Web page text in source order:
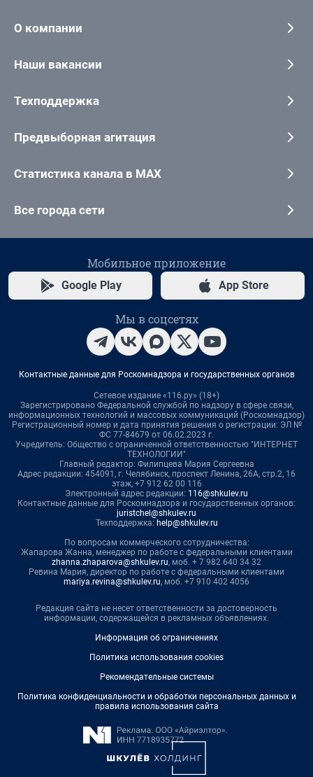
О компании
Наши вакансии
Техподдержка
Предвыборная агитация
Статистика канала в MAX
Все города сети
Мобильное приложение
Google Play App Store
Мы в соцсетях
Контактные данные для Роскомнадзора и государственных органов
Сетевое издание «116.ру» (18+)
Зарегистрировано Федеральной службой по надзору в сфере связи,
информационных технологий и массовых коммуникаций (Роскомнадзор)
Регистрационный номер и дата принятия решения о регистрации: ЭЛ №
ФС 77-84679 от 06.02.2023 г.
Учредитель: Общество с ограниченной ответственностью "ИНТЕРНЕТ
ТЕХНОЛОГИИ"
Главный редактор: Филипцева Мария Сергеевна
Адрес редакции: 454091, г. Челябинск, проспект Ленина, 26А, стр.2, 16
этаж, +7 912 62 00 116
Электронный адрес редакции: 116@shkulev.ru
Контактные данные для Роскомнадзора и государственных органов:
juristchel@shkulev.ru
Техподдержка: help@shkulev.ru
По вопросам коммерческого сотрудничества:
Жапарова Жанна, менеджер по работе с федеральными клиентами
zhanna.zhaparova@shkulev.ru, моб. + 7 982 640 34 32
Ревина Мария, директор по работе с федеральными клиентами
mariya.revina@shkulev.ru, моб. +7 910 402 4056
Редакция сайта не несет ответственности за достоверность
информации, содержащейся в рекламных объявлениях.
Информация об ограничениях
Политика использования cookies
Рекомендательные системы
Политика конфиденциальности и обработки персональных данных и
правила использования сайта